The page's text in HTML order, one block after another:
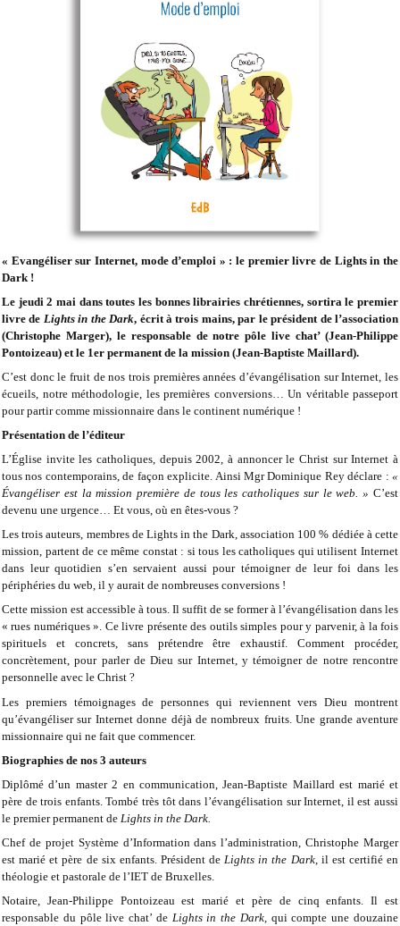
« Evangéliser sur Internet, mode d’emploi » : le premier livre de Lights in the
Dark !
Le jeudi 2 mai dans toutes les bonnes librairies chrétiennes, sortira le premier
livre de Lights in the Dark, écrit à trois mains, par le président de l’association
(Christophe Marger), le responsable de notre pôle live chat’ (Jean-Philippe
Pontoizeau) et le 1er permanent de la mission (Jean-Baptiste Maillard).
C’est donc le fruit de nos trois premières années d’évangélisation sur Internet, les
écueils, notre méthodologie, les premières conversions… Un véritable passeport
pour partir comme missionnaire dans le continent numérique !
Présentation de l’éditeur
L’Église invite les catholiques, depuis 2002, à annoncer le Christ sur Internet à
tous nos contemporains, de façon explicite. Ainsi Mgr Dominique Rey déclare : «
Évangéliser est la mission première de tous les catholiques sur le web. » C’est
devenu une urgence… Et vous, où en êtes-vous ?
Les trois auteurs, membres de Lights in the Dark, association 100 % dédiée à cette
mission, partent de ce même constat : si tous les catholiques qui utilisent Internet
dans leur quotidien s’en servaient aussi pour témoigner de leur foi dans les
périphéries du web, il y aurait de nombreuses conversions !
Cette mission est accessible à tous. Il suffit de se former à l’évangélisation dans les
« rues numériques ». Ce livre présente des outils simples pour y parvenir, à la fois
spirituels et concrets, sans prétendre être exhaustif. Comment procéder,
concrètement, pour parler de Dieu sur Internet, y témoigner de notre rencontre
personnelle avec le Christ ?
Les premiers témoignages de personnes qui reviennent vers Dieu montrent
qu’évangéliser sur Internet donne déjà de nombreux fruits. Une grande aventure
missionnaire qui ne fait que commencer.
Biographies de nos 3 auteurs
Diplômé d’un master 2 en communication, Jean-Baptiste Maillard est marié et
père de trois enfants. Tombé très tôt dans l’évangélisation sur Internet, il est aussi
le premier permanent de Lights in the Dark.
Chef de projet Système d’Information dans l’administration, Christophe Marger
est marié et père de six enfants. Président de Lights in the Dark, il est certifié en
théologie et pastorale de l’IET de Bruxelles.
Notaire, Jean-Philippe Pontoizeau est marié et père de cinq enfants. Il est
responsable du pôle live chat’ de Lights in the Dark,qui compte une douzaine